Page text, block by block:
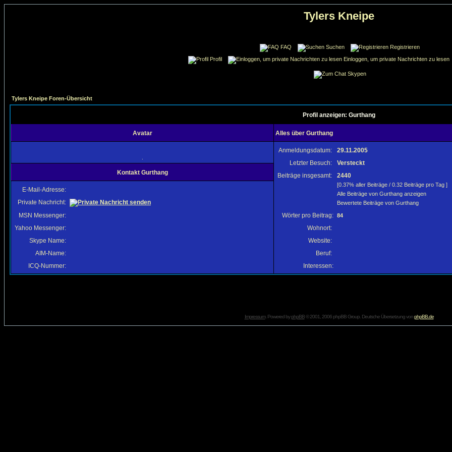
Tylers Kneipe
FAQ Suchen
Registrieren
Profil
Einloggen, um private Nachrichten zu lesen
Skypen
Tylers Kneipe Foren-Übersicht
Profil anzeigen: Gurthang
Avatar Alles über Gurthang
Anmeldungsdatum:
29.11.2005
Letzter Besuch:
Versteckt
Beiträge insgesamt:
2440
[0.37% aller Beiträge / 0.32 Beiträge pro Tag ]
Alle Beiträge von Gurthang anzeigen
Bewertete Beiträge von Gurthang
Wörter pro Beitrag: 84
Wohnort:
Website:
Beruf:
Interessen:
Kontakt Gurthang
E-Mail-Adresse:
Private Nachricht:
MSN Messenger:
Yahoo Messenger:
Skype Name:
AIM-Name:
ICQ-Nummer:
Impressum. Powered byphpBB© 2001, 2006 phpBB Group. Deutsche Übersetzung vonphpBB.de